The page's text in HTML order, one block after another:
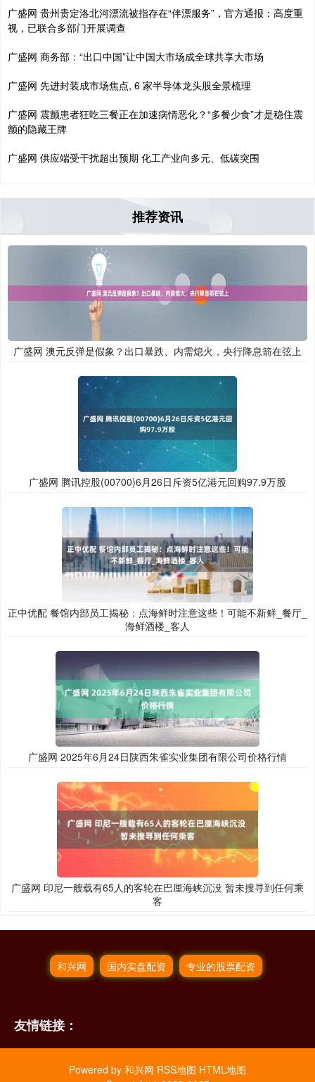
广盛网 贵州贵定洛北河漂流被指存在“伴漂服务”，官方通报：高度重
视，已联合多部门开展调查
广盛网 商务部：“出口中国”让中国大市场成全球共享大市场
广盛网 先进封装成市场焦点, 6 家半导体龙头股全景梳理
广盛网 震颤患者狂吃三餐正在加速病情恶化？“多餐少食”才是稳住震
颤的隐藏王牌
广盛网 供应端受干扰超出预期 化工产业向多元、低碳突围
推荐资讯
广盛网 澳元反弹是假象？出口暴跌、内需熄火，央行降息箭在弦上
广盛网 腾讯控股(00700)6月26日斥资5亿港元回购97.9万股
正中优配 餐馆内部员工揭秘：点海鲜时注意这些！可能不新鲜_餐厅_
海鲜酒楼_客人
广盛网 2025年6月24日陕西朱雀实业集团有限公司价格行情
广盛网 印尼一艘载有65人的客轮在巴厘海峡沉没 暂未搜寻到任何乘
客
和兴网 国内实盘配资 专业的股票配资
友情链接：
Powered by 和兴网 RSS地图 HTML地图